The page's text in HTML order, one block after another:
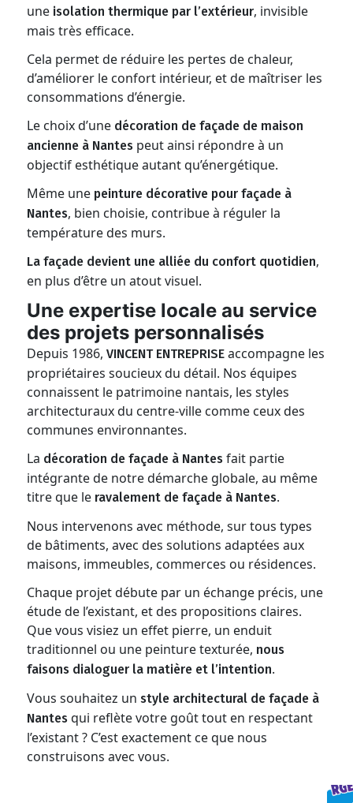
une isolation thermique par l’extérieur, invisible
mais très efficace.
Cela permet de réduire les pertes de chaleur,
d’améliorer le confort intérieur, et de maîtriser les
consommations d’énergie.
Le choix d’une décoration de façade de maison
ancienne à Nantes peut ainsi répondre à un
objectif esthétique autant qu’énergétique.
Même une peinture décorative pour façade à
Nantes, bien choisie, contribue à réguler la
température des murs.
La façade devient une alliée du confort quotidien,
en plus d’être un atout visuel.
Une expertise locale au service
des projets personnalisés
Depuis 1986,VINCENT ENTREPRISE accompagne les
propriétaires soucieux du détail. Nos équipes
connaissent le patrimoine nantais, les styles
architecturaux du centre-ville comme ceux des
communes environnantes.
La décoration de façade à Nantes fait partie
intégrante de notre démarche globale, au même
titre que le ravalement de façade à Nantes.
Nous intervenons avec méthode, sur tous types
de bâtiments, avec des solutions adaptées aux
maisons, immeubles, commerces ou résidences.
Chaque projet débute par un échange précis, une
étude de l’existant, et des propositions claires.
Que vous visiez un effet pierre, un enduit
traditionnel ou une peinture texturée, nous
faisons dialoguer la matière et l’intention.
Vous souhaitez unstyle architectural de façade à
Nantes qui reflète votre goût tout en respectant
l’existant ? C’est exactement ce que nous
construisons avec vous.